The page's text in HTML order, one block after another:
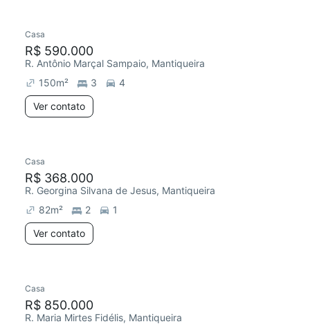
Casa
R$ 590.000
R. Antônio Marçal Sampaio, Mantiqueira
150m² 3
4
Ver contato
Casa
R$ 368.000
R. Georgina Silvana de Jesus, Mantiqueira
82m² 2
1
Ver contato
Casa
R$ 850.000
R. Maria Mirtes Fidélis, Mantiqueira